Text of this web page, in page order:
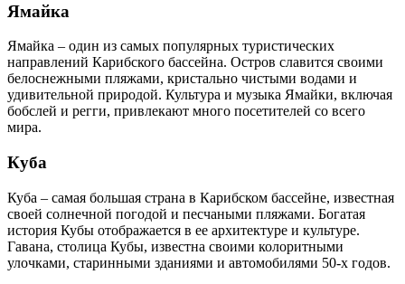
Ямайка
Ямайка – один из самых популярных туристических
направлений Карибского бассейна. Остров славится своими
белоснежными пляжами, кристально чистыми водами и
удивительной природой. Культура и музыка Ямайки, включая
бобслей и регги, привлекают много посетителей со всего
мира.
Куба
Куба – самая большая страна в Карибском бассейне, известная
своей солнечной погодой и песчаными пляжами. Богатая
история Кубы отображается в ее архитектуре и культуре.
Гавана, столица Кубы, известна своими колоритными
улочками, старинными зданиями и автомобилями 50-х годов.